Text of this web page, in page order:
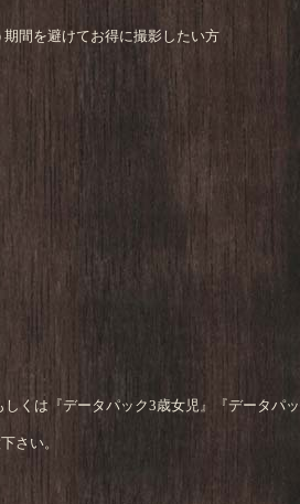
間を避けてお得に撮影したい方
は『データパック3歳女児』『データパッ
さい。